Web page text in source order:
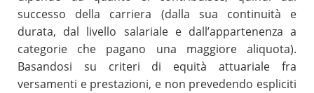
successo della carriera (dalla sua continuità e
durata, dal livello salariale e dall’appartenenza a
categorie che pagano una maggiore aliquota).
Basandosi su criteri di equità attuariale fra
versamenti e prestazioni, e non prevedendo espliciti